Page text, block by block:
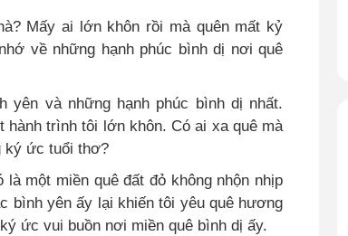
Mấy ai lớn khôn rồi mà quên mất kỷ
về những hạnh phúc bình dị nơi quê
yên và những hạnh phúc bình dị nhất.
trình tôi lớn khôn. Có ai xa quê mà
ký ức tuổi thơ?
một miền quê đất đỏ không nhộn nhịp
bình yên ấy lại khiến tôi yêu quê hương
ức vui buồn nơi miền quê bình dị ấy.